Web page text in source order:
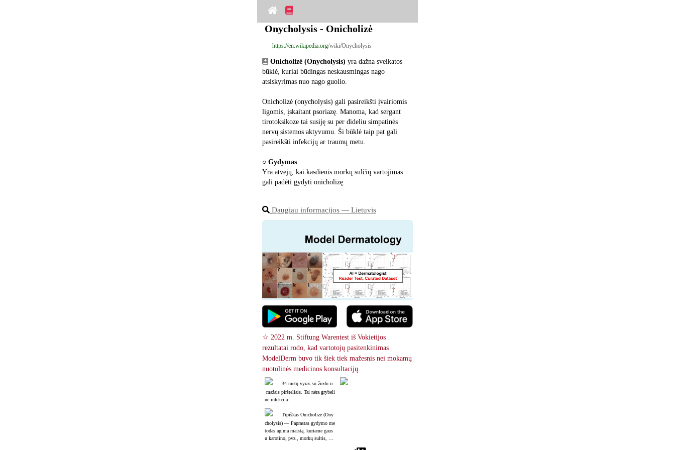
Onycholysis - Onicholizė
https://en.wikipedia.org/wiki/Onycholysis
Onicholizė (Onycholysis) yra dažna sveikatos
būklė, kuriai būdingas neskausmingas nago
atsiskyrimas nuo nago guolio.
Onicholizė (onycholysis) gali pasireikšti įvairiomis
ligomis, įskaitant psoriazę. Manoma, kad sergant
tirotoksikoze tai susiję su per dideliu simpatinės
nervų sistemos aktyvumu. Ši būklė taip pat gali
pasireikšti infekcijų ar traumų metu.
○ Gydymas
Yra atvejų, kai kasdienis morkų sulčių vartojimas
gali padėti gydyti onicholizę.
Daugiau informacijos ― Lietuvis
☆ 2022 m. Stiftung Warentest iš Vokietijos
rezultatai rodo, kad vartotojų pasitenkinimas
ModelDerm buvo tik šiek tiek mažesnis nei mokamų
nuotolinės medicinos konsultacijų.
34 metų vyras su žiedu ir
mažais piršteliais. Tai nėra grybeli
nė infekcija.
Tipiškas Onicholizė (Ony
cholysis) ― Paprastas gydymo me
todas apima maistą, kuriame gaus
u karotino, pvz., morkų sultis, pac